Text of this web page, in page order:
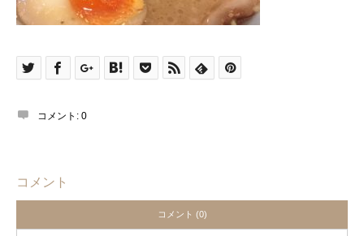
コメント: 0
コメント
コメント (0)